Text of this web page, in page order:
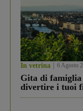
In vetrina 6 Agosto
Gita di
divertire i tuoi